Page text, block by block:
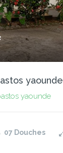
yaounde
yaounde
07 Douches